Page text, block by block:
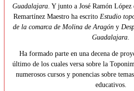
Guadalajara. Y junto a José Ramón López
Remartínez Maestro ha escrito Estudio
de la comarca de Molina de Aragón y
Guadalajara
Ha formado parte en una decena de
último de los cuales versa sobre la
numerosos cursos y ponencias sobre
educativos.